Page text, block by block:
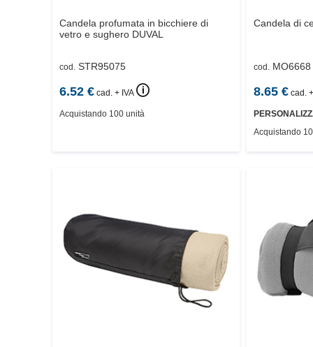
Candela profumata in bicchiere di
vetro e sughero DUVAL
cod. STR95075
6.52 € cad. + IVA 🛈
Acquistando 100 unità
Candela di
cod. MO6668
8.65€ cad.
Acquistando